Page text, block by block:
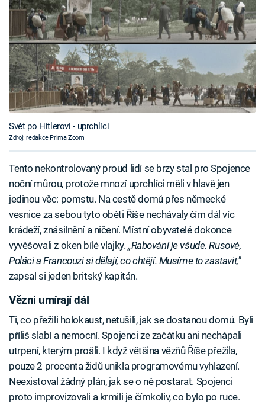
Svět po Hitlerovi - uprchlíci
Zdroj: redakce Prima Zoom
Tento nekontrolovaný proud lidí se brzy stal pro Spojence
noční můrou, protože mnozí uprchlíci měli v hlavě jen
jedinou věc: pomstu. Na cestě domů přes německé
vesnice za sebou tyto oběti Říše nechávaly čím dál víc
krádeží, znásilnění a ničení. Místní obyvatelé dokonce
vyvěšovali z oken bílé vlajky. „Rabování je všude. Rusové,
Poláci a Francouzi si dělají, co chtějí. Musíme to zastavit,"
zapsal si jeden britský kapitán.
Vězni umírají dál
Ti, co přežili holokaust, netušili, jak se dostanou domů. Byli
příliš slabí a nemocní. Spojenci ze začátku ani nechápali
utrpení, kterým prošli. I když většina vězňů Říše přežila,
pouze 2 procenta židů unikla programovému vyhlazení.
Neexistoval žádný plán, jak se o ně postarat. Spojenci
proto improvizovali a krmili je čímkoliv, co bylo po ruce.